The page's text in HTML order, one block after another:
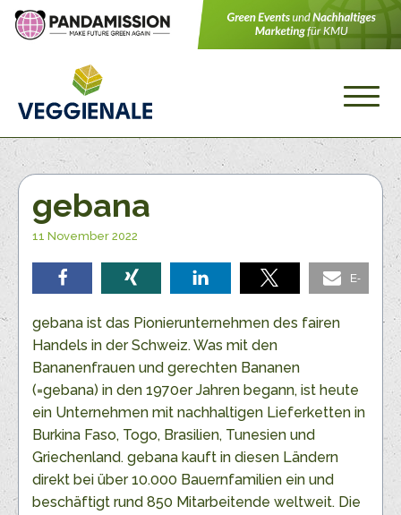
gebana
11 November 2022
teilen teilen teilen teilen
E-
gebana ist das Pionierunternehmen des fairen
Handels in der Schweiz. Was mit den
Bananenfrauen und gerechten Bananen
(=gebana) in den 1970er Jahren begann, ist heute
ein Unternehmen mit nachhaltigen Lieferketten in
Burkina Faso, Togo, Brasilien, Tunesien und
Griechenland. gebana kauft in diesen Ländern
direkt bei über 10.000 Bauernfamilien ein und
beschäftigt rund 850 Mitarbeitende weltweit. Die